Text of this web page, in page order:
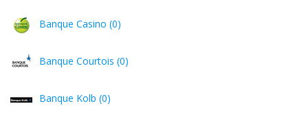
Banque Casino (0)
Banque Courtois (0)
Banque Kolb (0)